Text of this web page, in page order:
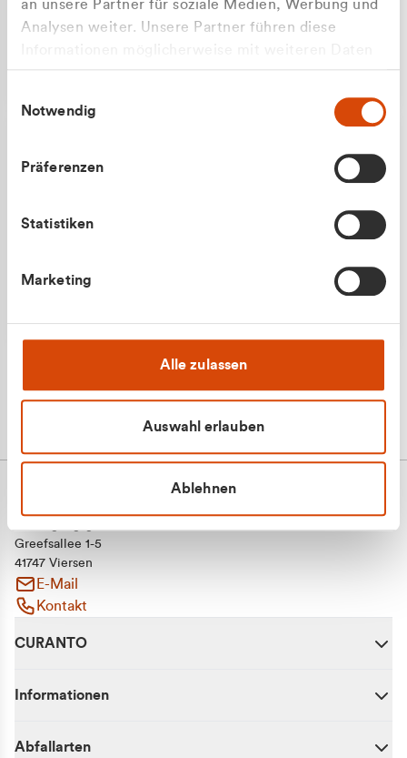
an unsere Partner für soziale Medien, Werbung und
Analysen weiter. Unsere Partner führen diese
gesammelt haben.
Notwendig
Präferenzen
Statistiken
Marketing
Alle zulassen
Auswahl erlauben
Ablehnen
Apilash Balanesan
Greefsallee 1-5
41747 Viersen
E-Mail
Kontakt
CURANTO
Informationen
Abfallarten